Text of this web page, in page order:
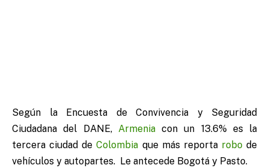
Según la Encuesta de Convivencia y Seguridad
Ciudadana del DANE, Armeniacon un 13.6% es la
tercera ciudad deColombia que más reporta robode
vehículos y autopartes. Le antecede Bogotá y Pasto.